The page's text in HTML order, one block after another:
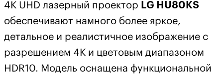
4К UHD лазерный проектор LG HU80KS
обеспечивают намного более яркое,
детальное и реалистичное изображение с
разрешением 4К и цветовым диапазоном
HDR10. Модель оснащена функциональной